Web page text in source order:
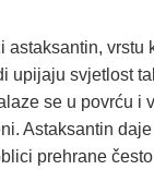
upijaju svjetlost
se u povrću
Astaksantin
prehrane